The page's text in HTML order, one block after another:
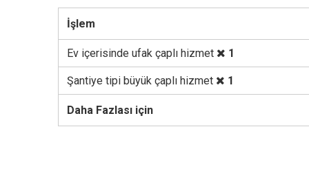
İşlem
Ev içerisinde ufak çaplı hizmet 1
Şantiye tipi büyük çaplı hizmet 1
Daha Fazlası için